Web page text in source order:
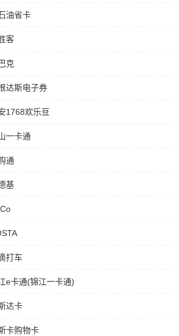
油省卡
客
克
达斯电子券
1768欢乐豆
一卡通
通
基
打车
e卡通(锦江一卡通)
达卡
卡购物卡